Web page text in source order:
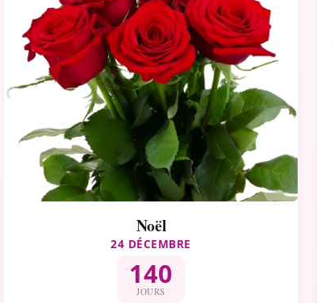
Noël
24 DÉCEMBRE
140
JOURS